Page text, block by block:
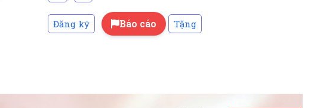
Đăng ký Báo cáo Tặng